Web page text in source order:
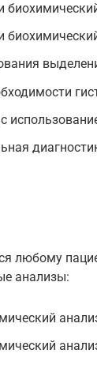
любому
анализы: